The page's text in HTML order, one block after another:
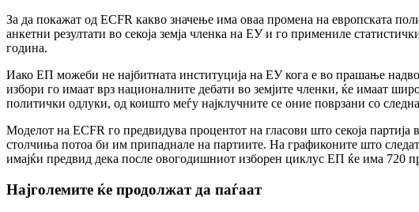
За да покажат од ECFR какво значење има оваа промена на европската
анкетни резултати во секоја земја членка на ЕУ и го примениле
година.
Иако ЕП можеби не најбитната институција на ЕУ кога е во прашање
избори го имаат врз националните дебати во земјите членки, ќе имаат
политички одлуки, од коишто меѓу најклучните се оние поврзани со
Моделот на ECFR го предвидува процентот на гласови што секоја
столчиња потоа би им припаднале на партиите. На графиконите што
имајќи предвид дека после овогодишниот изборен циклус ЕП ќе има 720
Најголемите ќе продолжат да паѓаат